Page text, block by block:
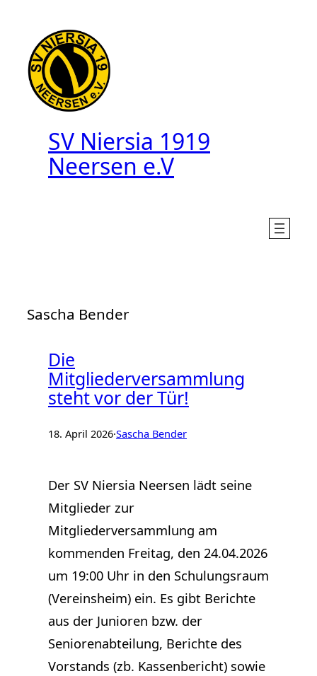
Inhalt
springen
SV Niersia 1919
Neersen e.V
Sascha Bender
Die
Mitgliederversammlung
steht vor der Tür!
18. April 2026·Sascha Bender
Der SV Niersia Neersen lädt seine
Mitglieder zur
Mitgliederversammlung am
kommenden Freitag, den 24.04.2026
um 19:00 Uhr in den Schulungsraum
(Vereinsheim) ein. Es gibt Berichte
aus der Junioren bzw. der
Seniorenabteilung, Berichte des
Vorstands (zb. Kassenbericht) sowie